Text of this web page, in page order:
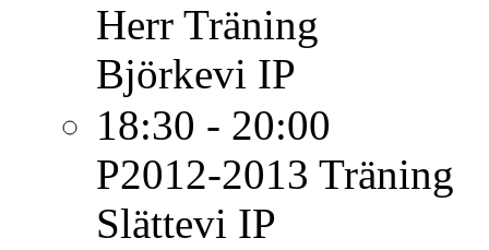
Herr Träning
Björkevi IP
18:30 - 20:00
P2012-2013 Träning
Slättevi IP